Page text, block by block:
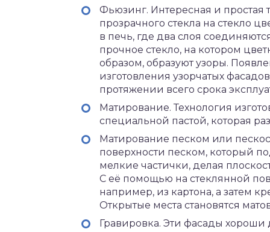
Фьюзинг. Интересная и простая
прозрачного стекла на стекло
в печь, где два слоя
прочное стекло, на котором
образом, образуют узоры.
изготовления узорчатых
протяжении всего срока
Матирование. Технология
специальной пастой, которая
Матирование песком или
поверхности песком, который
мелкие частички, делая
С её помощью на стеклянной
например, из картона, а затем
Открытые места становятся
Гравировка. Эти фасады хороши